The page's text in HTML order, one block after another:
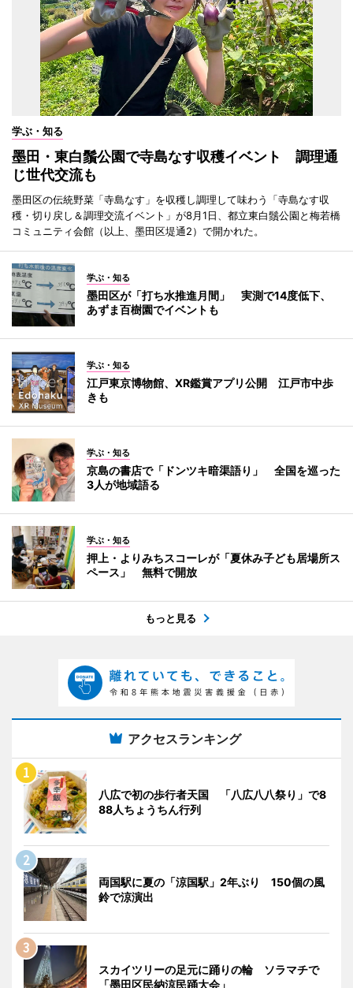
学ぶ・知る
墨田・東白鬚公園で寺島なす収穫イベント 調理通
じ世代交流も
墨田区の伝統野菜「寺島なす」を収穫し調理して味わう「寺島なす収
穫・切り戻し＆調理交流イベント」が8月1日、都立東白鬚公園と梅若橋
コミュニティ会館（以上、墨田区堤通2）で開かれた。
学ぶ・知る
墨田区が「打ち水推進月間」 実測で14度低下、
あずま百樹園でイベントも
学ぶ・知る
江戸東京博物館、XR鑑賞アプリ公開 江戸市中歩
きも
学ぶ・知る
京島の書店で「ドンツキ暗渠語り」 全国を巡った
3人が地域語る
学ぶ・知る
押上・よりみちスコーレが「夏休み子ども居場所ス
ペース」 無料で開放
もっと見る
アクセスランキング
八広で初の歩行者天国 「八広八八祭り」で8
88人ちょうちん行列
両国駅に夏の「涼国駅」2年ぶり 150個の風
鈴で涼演出
スカイツリーの足元に踊りの輪 ソラマチで
「墨田区民納涼民踊大会」